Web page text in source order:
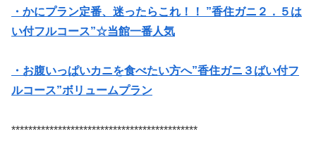
・かにプラン定番、迷ったらこれ！！ ”香住ガニ２．５は
い付フルコース”☆当館一番人気
・お腹いっぱいカニを食べたい方へ”香住ガニ３ばい付フ
ルコース”ボリュームプラン
********************************************